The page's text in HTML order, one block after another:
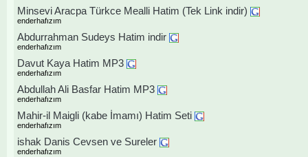
Minsevi Aracpa Türkce Mealli Hatim (Tek Link indir)
enderhafızım
Abdurrahman Sudeys Hatim indir
enderhafızım
Davut Kaya Hatim MP3
enderhafızım
Abdullah Ali Basfar Hatim MP3
enderhafızım
Mahir-il Maigli (kabe İmamı) Hatim Seti
enderhafızım
ishak Danis Cevsen ve Sureler
enderhafızım